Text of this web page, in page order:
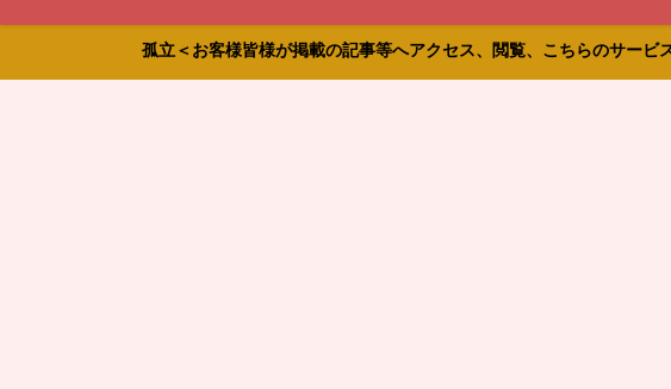
孤立＜お客様皆様が掲載の記事等へアクセス、閲覧、こちらのサービ